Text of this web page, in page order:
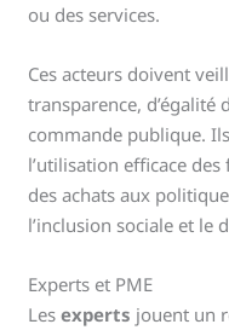
ou des services.
Ces acteurs doivent
transparence, d’égalité
commande publique.
l’utilisation efficace
des achats aux
l’inclusion sociale et le
Experts et PME
Lesexperts jouent un